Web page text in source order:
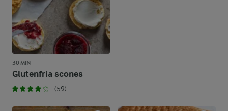
30 MIN
Glutenfria scones
(59)